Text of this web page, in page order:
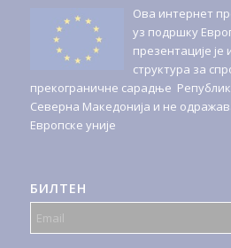
Ова интернет
уз подршку
презентације
структура за
прекограничне сарадње
Северна Македонија и не
Европске уније
БИЛТЕН